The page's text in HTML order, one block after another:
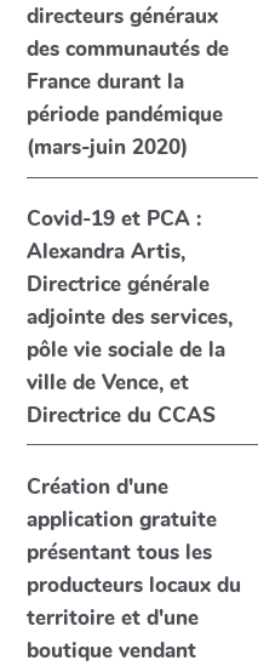
directeurs généraux
des communautés de
France durant la
période pandémique
(mars-juin 2020)
Covid-19 et PCA :
Alexandra Artis,
Directrice générale
adjointe des services,
pôle vie sociale de la
ville de Vence, et
Directrice du CCAS
Création d'une
application gratuite
présentant tous les
producteurs locaux du
territoire et d'une
boutique vendant